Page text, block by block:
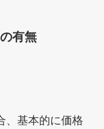
有無
、基本的に価格